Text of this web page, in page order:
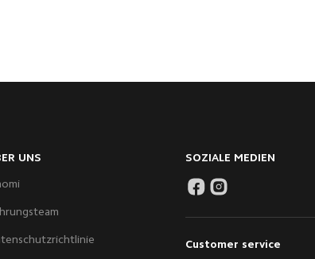
UNS SOZIALE MEDIEN
Customer service